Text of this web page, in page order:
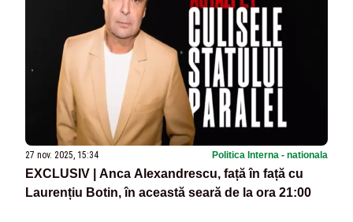
27 nov. 2025, 15:34 Politica Interna - nationala
EXCLUSIV | Anca Alexandrescu, față în față cu
Laurențiu Botin, în această seară de la ora 21:00